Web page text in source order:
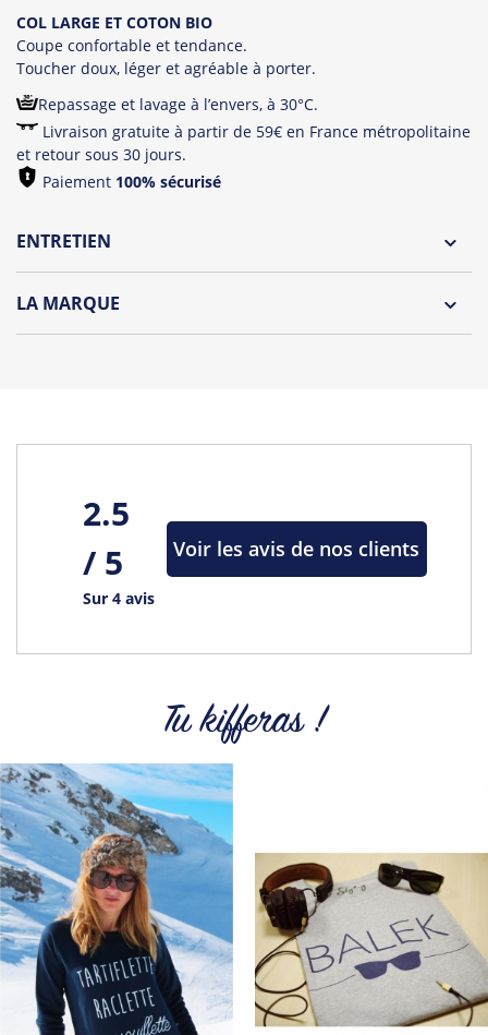
COL LARGE ET COTON BIO
Coupe confortable et tendance.
Toucher doux, léger et agréable à porter.
Repassage et lavage à l’envers, à 30°C.
Livraison gratuite à partir de 59€ en France métropolitaine
et retour sous 30 jours.
Paiement 100% sécurisé
ENTRETIEN
LA MARQUE
cool et originaux.
Tous les produits de la marque
2.5
/ 5
Sur 4 avis
Voir les avis de nos clients
Tu kifferas !